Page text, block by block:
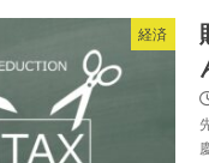
経済